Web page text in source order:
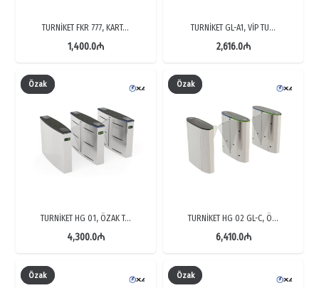
TURNİKET FKR 777, KART…
1,400.0₼
TURNİKET GL-A1, VİP TU…
2,616.0₼
Özak
TURNİKET HG 01, ÖZAK T…
4,300.0₼
Özak
TURNİKET HG 02 GL-C, Ö…
6,410.0₼
Özak Özak